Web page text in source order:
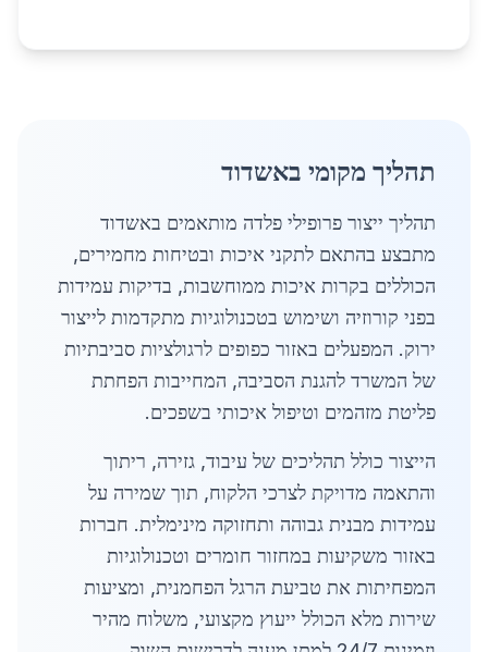
תהליך מקומי באשדוד
תהליך ייצור פרופילי פלדה מותאמים באשדוד
מתבצע בהתאם לתקני איכות ובטיחות מחמירים,
הכוללים בקרות איכות ממוחשבות, בדיקות עמידות
בפני קורוזיה ושימוש בטכנולוגיות מתקדמות לייצור
ירוק. המפעלים באזור כפופים לרגולציות סביבתיות
של המשרד להגנת הסביבה, המחייבות הפחתת
פליטת מזהמים וטיפול איכותי בשפכים.
הייצור כולל תהליכים של עיבוד, גזירה, ריתוך
והתאמה מדויקת לצרכי הלקוח, תוך שמירה על
עמידות מבנית גבוהה ותחזוקה מינימלית. חברות
באזור משקיעות במחזור חומרים וטכנולוגיות
המפחיתות את טביעת הרגל הפחמנית, ומציעות
שירות מלא הכולל ייעוץ מקצועי, משלוח מהיר